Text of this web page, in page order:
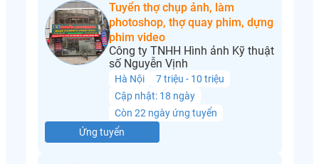
Tuyển thợ chụp ảnh, làm
photoshop, thợ quay phim, dựng
phim video
Công ty TNHH Hình ảnh Kỹ thuật
số Nguyễn Vịnh
Hà Nội
7 triệu - 10 triệu
Cập nhật: 18 ngày
Còn 22 ngày ứng tuyển
Ứng tuyển